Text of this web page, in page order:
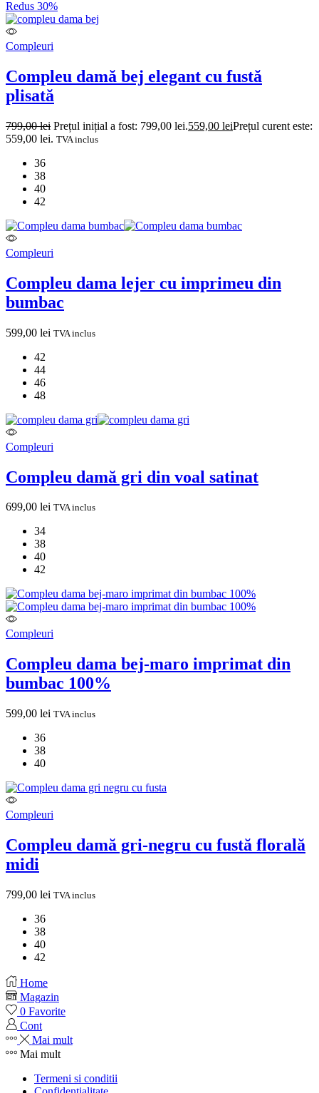
Redus 30%
Compleuri
Compleu damă bej elegant cu fustă
plisată
799,00lei Prețul inițial a fost: 799,00 lei.559,00 leiPrețul curent este:
559,00 lei. TVA inclus
36
38
40
42
Compleuri
Compleu dama lejer cu imprimeu din
bumbac
599,00 lei TVA inclus
42
44
46
48
Compleuri
Compleu damă gri din voal satinat
699,00 lei TVA inclus
34
38
40
42
Compleuri
Compleu dama bej-maro imprimat din
bumbac 100%
599,00 lei TVA inclus
36
38
40
Compleuri
Compleu damă gri-negru cu fustă florală
midi
799,00 lei TVA inclus
36
38
40
42
Home
Magazin
0 Favorite
Cont
Mai mult
Mai mult
Termeni si conditii